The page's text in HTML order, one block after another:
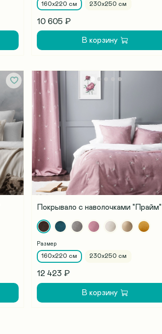
160х220 см 230х250 см
10 605 ₽
В корзину
Покрывало с наволочками "Прайм"
Размер
160х220 см 230х250 см
12 423 ₽
В корзину